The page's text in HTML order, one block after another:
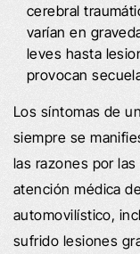
cerebral
varían en
leves hasta
provocan
Los síntomas de
siempre se
las razones por
atención médica
automovilístico,
sufrido lesiones